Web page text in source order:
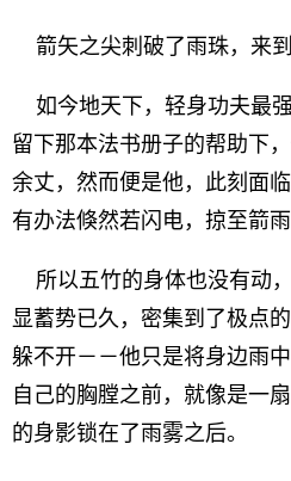
箭矢之尖刺破了雨珠，来到
如今地天下，轻身功夫最
留下那本法书册子的帮助下
余丈，然而便是他，此刻面
有办法倏然若闪电，掠至箭
所以五竹的身体也没有动
显蓄势已久，密集到了极点
躲不开－－他只是将身边雨
自己的胸膛之前，就像是一
的身影锁在了雨雾之后。